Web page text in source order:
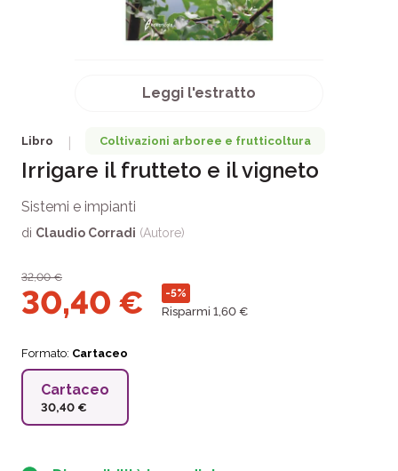
Leggi l'estratto
Libro Coltivazioni arboree e frutticoltura
Irrigare il frutteto e il vigneto
Sistemi e impianti
di Claudio Corradi (Autore)
32,00€
30,40 € -5%
Risparmi 1,60 €
Formato: Cartaceo
Cartaceo
30,40 €